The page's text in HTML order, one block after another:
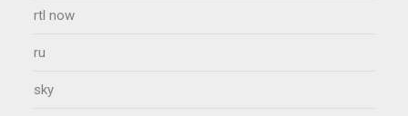
rtl now
ru
sky